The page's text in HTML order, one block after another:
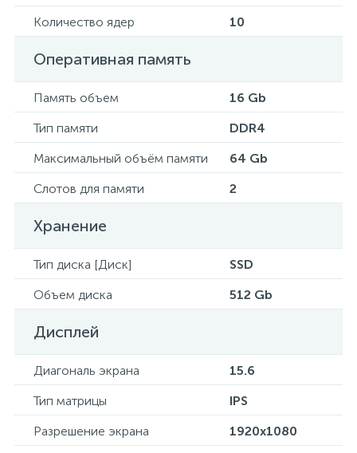
Количество ядер 10
Оперативная память
Память объем
16 Gb
Тип памяти
DDR4
Максимальный объём памяти
64 Gb
Слотов для памяти
2
Хранение
Тип диска [Диск]
SSD
Объем диска
512 Gb
Дисплей
Диагональ экрана
15.6
Тип матрицы
IPS
Разрешение экрана
1920x1080